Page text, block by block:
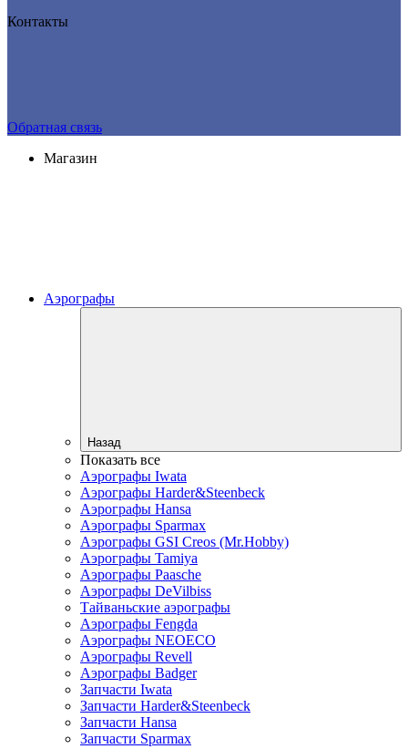
Контакты
Обратная связь
Магазин
Аэрографы
Назад
Показать все
Аэрографы Iwata
Аэрографы Harder&Steenbeck
Аэрографы Hansa
Аэрографы Sparmax
Аэрографы GSI Creos (Mr.Hobby)
Аэрографы Tamiya
Аэрографы Paasche
Аэрографы DeVilbiss
Тайваньские аэрографы
Аэрографы Fengda
Аэрографы NEOECO
Аэрографы Revell
Аэрографы Badger
Запчасти Iwata
Запчасти Harder&Steenbeck
Запчасти Hansa
Запчасти Sparmax